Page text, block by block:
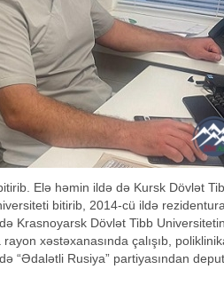
Elə həmin ildə də Kursk Dövlət
bitirib, 2014-cü ildə
Krasnoyarsk Dövlət Tibb
rayon xəstəxanasında çalışıb,
“Ədalətli Rusiya” partiyasından